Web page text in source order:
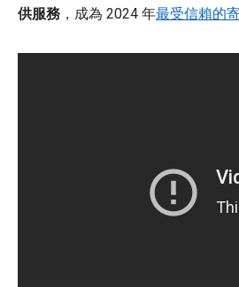
供服務 ，成為 2024 年最受信賴的